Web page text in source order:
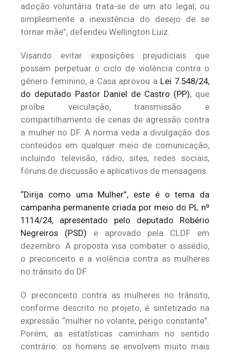
adoção voluntária trata-se de um ato legal; ou
simplesmente a inexistência do desejo de se
tornar mãe”, defendeu Wellington Luiz.
Visando evitar exposições prejudiciais que
possam perpetuar o ciclo de violência contra o
gênero feminino, a Casa aprovou a Lei 7.548/24,
do deputado Pastor Daniel de Castro (PP), que
proíbe veiculação, transmissão e
compartilhamento de cenas de agressão contra
a mulher no DF. A norma veda a divulgação dos
conteúdos em qualquer meio de comunicação,
incluindo televisão, rádio, sites, redes sociais,
fóruns de discussão e aplicativos de mensagens.
“Dirija como uma Mulher”, este é o tema da
campanha permanente criada por meio do PL nº
1114/24, apresentado pelo deputado Robério
Negreiros (PSD) e aprovado pela CLDF em
dezembro. A proposta visa combater o assédio,
o preconceito e a violência contra as mulheres
no trânsito do DF.
O preconceito contra as mulheres no trânsito,
conforme descrito no projeto, é sintetizado na
expressão “mulher no volante, perigo constante”.
Porém, as estatísticas caminham no sentido
contrário: os homens se envolvem muito mais